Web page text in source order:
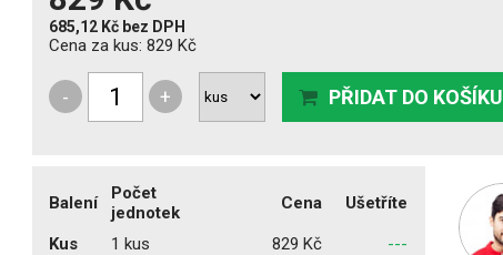
685,12 Kč bez DPH
Cena za kus:829 Kč
- + PŘIDAT DO KOŠÍKU
Balení
Počet
jednotek
Cena Ušetříte
Kus 1 kus 829 Kč ---